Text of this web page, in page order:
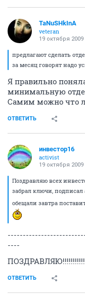
TaNuSHkInA
veteran
19 октября 2009
предлагают сделать
за месяц говорят надо
Я правильно
минимальную
Самим можно что
ОТВЕТИТЬ
инвестор16
activist
19 октября 2009
Поздравляю всех
забрал ключи, подписал
обещали завтра
----
ОТВЕТИТЬ